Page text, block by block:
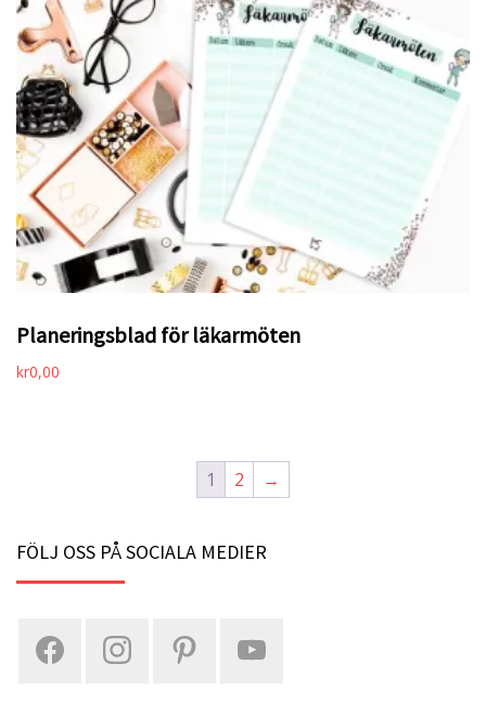
Planeringsblad för läkarmöten
kr0,00
1 2 →
FÖLJ OSS PÅ SOCIALA MEDIER